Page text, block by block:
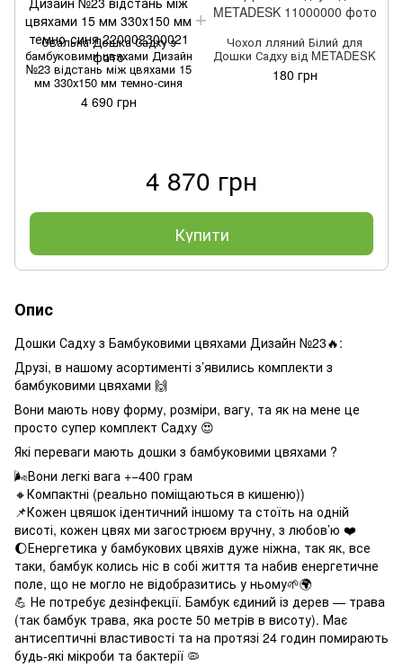
Овальна Дошка Садху з
бамбуковими цвяхами Дизайн
№23 відстань між цвяхами 15
мм 330х150 мм темно-синя
4 690 грн
Чохол лляний Білий для
Дошки Садху від METADESK
180 грн
4 870 грн
Купити
Опис
Дошки Садху з Бамбуковими цвяхами Дизайн №23🔥:
Друзі, в нашому асортименті з’явились комплекти з
бамбуковими цвяхами 🙌
Вони мають нову форму, розміри, вагу, та як на мене це
просто супер комплект Садху 😍
Які переваги мають дошки з бамбуковими цвяхами ?
🌬Вони легкі вага +−400 грам
🔸Компактні (реально поміщаються в кишеню))
📌Кожен цвяшок ідентичний іншому та стоїть на одній
висоті, кожен цвях ми загострюєм вручну, з любов’ю ❤️
🌔Енергетика у бамбукових цвяхів дуже ніжна, так як, все
таки, бамбук колись ніс в собі життя та набив енергетичне
поле, що не могло не відобразитись у ньому🌱🌍
💪 Не потребує дезінфекції. Бамбук єдиний із дерев — трава
(так бамбук трава, яка росте 50 метрів в висоту). Має
антисептичні властивості та на протязі 24 годин помирають
будь-які мікроби та бактерії 🦠